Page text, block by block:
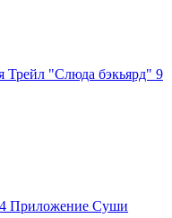
Трейл "Слюда бэкьярд" 9
Приложение Суши